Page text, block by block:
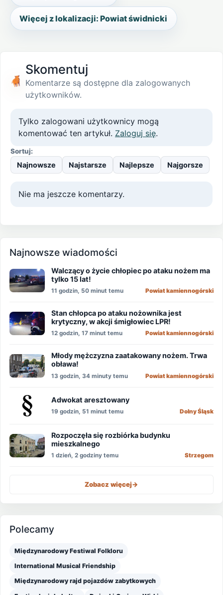
Więcej z lokalizacji: Powiat świdnicki
Skomentuj
Komentarze są dostępne dla zalogowanych
użytkowników.
Tylko zalogowani użytkownicy mogą
komentować ten artykuł. Zaloguj się.
Sortuj:
Najnowsze Najstarsze Najlepsze Najgorsze
Nie ma jeszcze komentarzy.
Najnowsze wiadomości
Walczący o życie chłopiec po ataku nożem ma
tylko 15 lat!
11 godzin, 50 minut temu Powiat kamiennogórski
Stan chłopca po ataku nożownika jest
krytyczny, w akcji śmigłowiec LPR!
12 godzin, 17 minut temu Powiat kamiennogórski
Młody mężczyzna zaatakowany nożem. Trwa
obława!
13 godzin, 34 minuty temu Powiat kamiennogórski
Adwokat aresztowany
19 godzin, 51 minut temu Dolny Śląsk
Rozpoczęła się rozbiórka budynku
mieszkalnego
1 dzień, 2 godziny temu Strzegom
Zobacz więcej->
Polecamy
Międzynarodowy Festiwal Folkloru
International Musical Friendship
Międzynarodowy rajd pojazdów zabytkowych